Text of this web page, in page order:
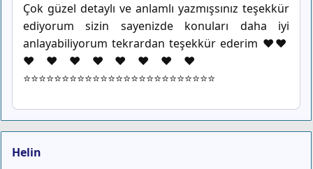
Çok güzel detaylı ve anlamlı yazmışsınız teşekkür
ediyorum sizin sayenizde konuları daha iyi
anlayabiliyorum tekrardan teşekkür ederim ❤️❤️
❤️❤️❤️❤️❤️❤️❤️❤️
⭐⭐⭐⭐⭐⭐⭐⭐⭐⭐⭐⭐⭐⭐⭐⭐⭐⭐⭐⭐⭐⭐⭐⭐⭐
Helin